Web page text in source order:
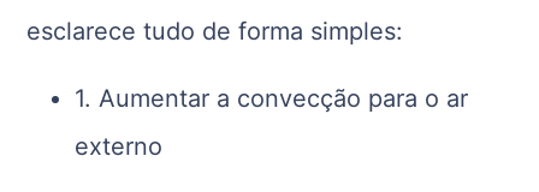
esclarece tudo de forma simples:
1. Aumentar a convecção para o ar
externo